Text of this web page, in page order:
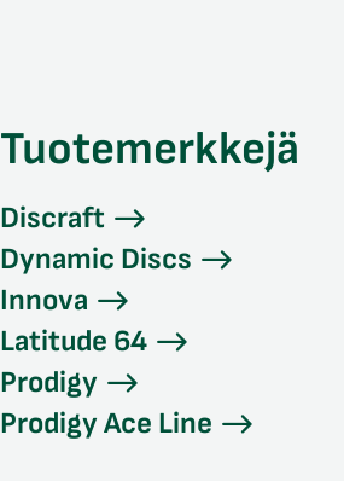
Tuotemerkkejä
Discraft
Dynamic Discs
Innova
Latitude 64
Prodigy
Prodigy Ace Line